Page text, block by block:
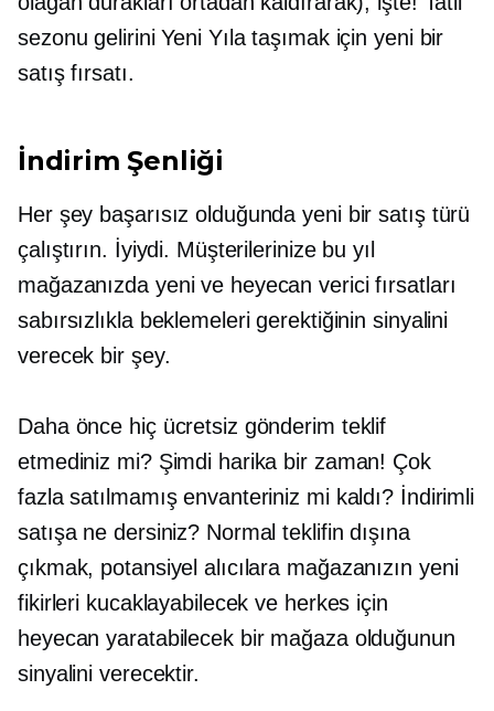
sezonu gelirini Yeni Yıla taşımak için yeni bir
satış fırsatı.
İndirim Şenliği
Her şey başarısız olduğunda yeni bir satış türü
çalıştırın. İyiydi. Müşterilerinize bu yıl
mağazanızda yeni ve heyecan verici fırsatları
sabırsızlıkla beklemeleri gerektiğinin sinyalini
verecek bir şey.
Daha önce hiç ücretsiz gönderim teklif
etmediniz mi? Şimdi harika bir zaman! Çok
fazla satılmamış envanteriniz mi kaldı? İndirimli
satışa ne dersiniz? Normal teklifin dışına
çıkmak, potansiyel alıcılara mağazanızın yeni
fikirleri kucaklayabilecek ve herkes için
heyecan yaratabilecek bir mağaza olduğunun
sinyalini verecektir.